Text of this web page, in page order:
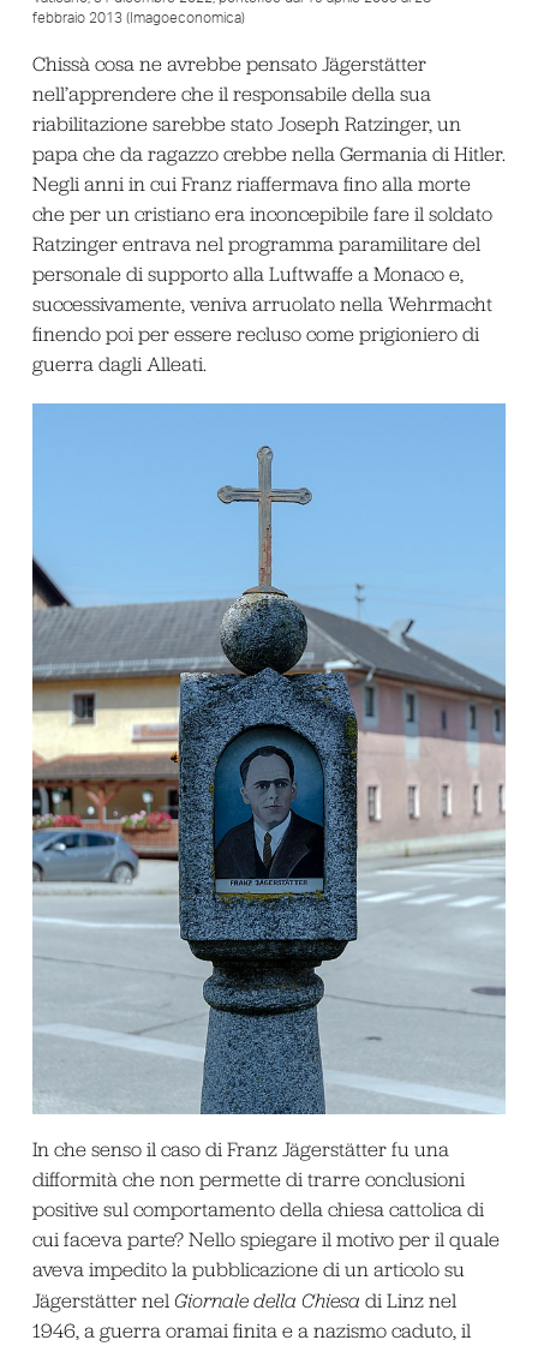
febbraio 2013 (Imagoeconomica)
Chissà cosa ne avrebbe pensato Jägerstätter
nell’apprendere che il responsabile della sua
riabilitazione sarebbe stato Joseph Ratzinger, un
papa che da ragazzo crebbe nella Germania di Hitler.
Negli anni in cui Franz riaffermava fino alla morte
che per un cristiano era inconcepibile fare il soldato
Ratzinger entrava nel programma paramilitare del
personale di supporto alla Luftwaffe a Monaco e,
successivamente, veniva arruolato nella Wehrmacht
finendo poi per essere recluso come prigioniero di
guerra dagli Alleati.
In che senso il caso di Franz Jägerstätter fu una
difformità che non permette di trarre conclusioni
positive sul comportamento della chiesa cattolica di
cui faceva parte? Nello spiegare il motivo per il quale
aveva impedito la pubblicazione di un articolo su
Jägerstätter nel Giornale della Chiesa di Linz nel
1946, a guerra oramai finita e a nazismo caduto, il